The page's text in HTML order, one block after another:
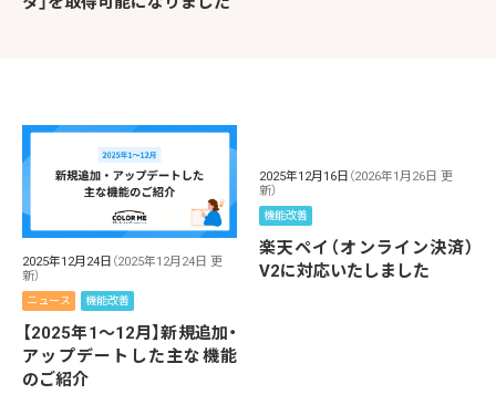
2025年12月24日 （2025年12月24日 更
新）
ニュース 機能改善
【2025年1～12月】新規追加・
アップデートした主な機能
のご紹介
2025年12月16日 （2026年1月26日 更
新）
機能改善
楽天ペイ（オンライン決済）
V2に対応いたしました